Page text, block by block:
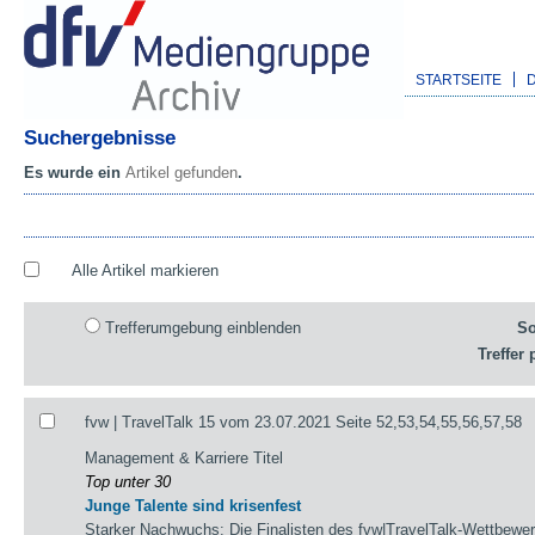
STARTSEITE
Suchergebnisse
Es wurde ein Artikel gefunden.
Alle Artikel markieren
Trefferumgebung einblenden
Treffer
fvw | TravelTalk 15 vom 23.07.2021 Seite 52,53,54,55,56,57,58
Management & Karriere Titel
Top unter 30
Junge Talente sind krisenfest
Starker Nachwuchs: Die Finalisten des fvw|TravelTalk-